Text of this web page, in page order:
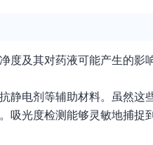
度及其对药液可能产生的影
静电剂等辅助材料。虽然这
吸光度检测能够灵敏地捕捉